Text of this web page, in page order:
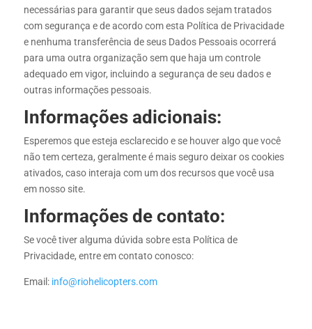
necessárias para garantir que seus dados sejam tratados
com segurança e de acordo com esta Política de Privacidade
e nenhuma transferência de seus Dados Pessoais ocorrerá
para uma outra organização sem que haja um controle
adequado em vigor, incluindo a segurança de seu dados e
outras informações pessoais.
Informações adicionais:
Esperemos que esteja esclarecido e se houver algo que você
não tem certeza, geralmente é mais seguro deixar os cookies
ativados, caso interaja com um dos recursos que você usa
em nosso site.
Informações de contato:
Se você tiver alguma dúvida sobre esta Política de
Privacidade, entre em contato conosco:
Email: info@riohelicopters.com